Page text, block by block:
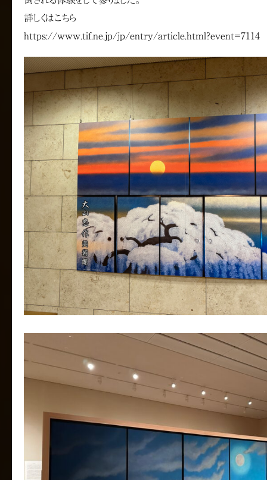
詳しくはこちら
https://www.tif.ne.jp/jp/entry/article.html?event=7114